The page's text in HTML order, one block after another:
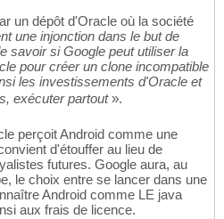
un dépôt d'Oracle où la société
une injonction dans le but de
savoir si Google peut utiliser la
pour créer un clone incompatible
les investissements d'Oracle et
exécuter partout».
perçoit Android comme une
d'étouffer au lieu de
futures. Google aura, au
le choix entre se lancer dans une
Android comme LE java
aux frais de licence.